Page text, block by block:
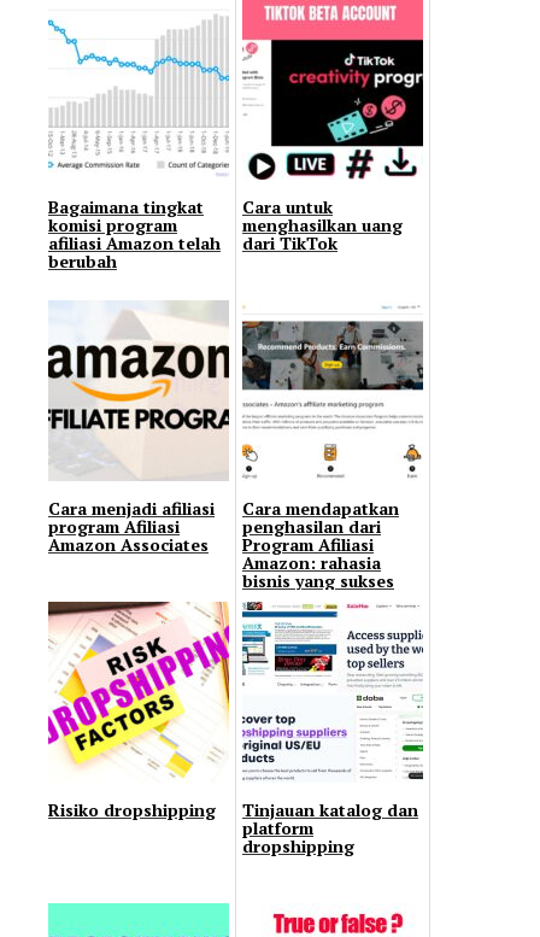
Bagaimana tingkat
komisi program
afiliasi Amazon telah
berubah
Cara untuk
menghasilkan uang
dari TikTok
Cara menjadi afiliasi
program Afiliasi
Amazon Associates
Cara mendapatkan
penghasilan dari
Program Afiliasi
Amazon: rahasia
bisnis yang sukses
Risiko dropshipping Tinjauan katalog dan
platform
dropshipping